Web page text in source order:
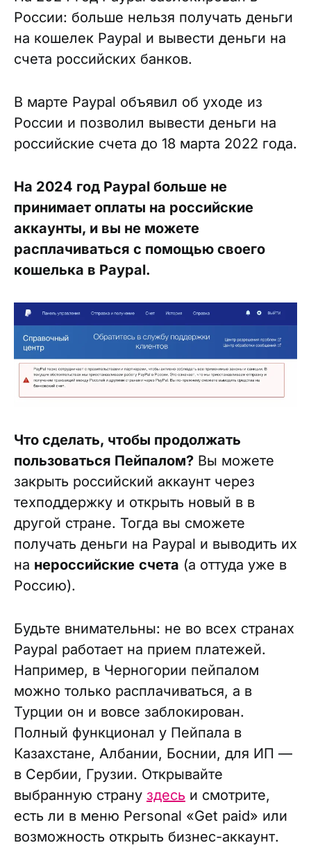
России: больше нельзя получать деньги
на кошелек Paypal и вывести деньги на
счета российских банков.
В марте Paypal объявил об уходе из
России и позволил вывести деньги на
российские счета до 18 марта 2022 года.
На 2024 год Paypal больше не
принимает оплаты на российские
аккаунты, и вы не можете
расплачиваться с помощью своего
кошелька в Paypal.
Что сделать, чтобы продолжать
пользоваться Пейпалом? Вы можете
закрыть российский аккаунт через
техподдержку и открыть новый в в
другой стране. Тогда вы сможете
получать деньги на Paypal и выводить их
на нероссийские счета (а оттуда уже в
Россию).
Будьте внимательны: не во всех странах
Paypal работает на прием платежей.
Например, в Черногории пейпалом
можно только расплачиваться, а в
Турции он и вовсе заблокирован.
Полный функционал у Пейпала в
Казахстане, Албании, Боснии, для ИП —
в Сербии, Грузии. Открывайте
выбранную страну здесь и смотрите,
есть ли в меню Personal «Get paid» или
возможность открыть бизнес-аккаунт.